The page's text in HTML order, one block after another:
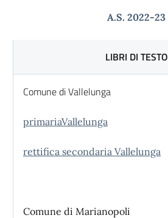
A.S. 2022-23
LIBRI DI TESTO
Comune di Vallelunga
primariaVallelunga
rettifica secondaria Vallelunga
Comune di Marianopoli